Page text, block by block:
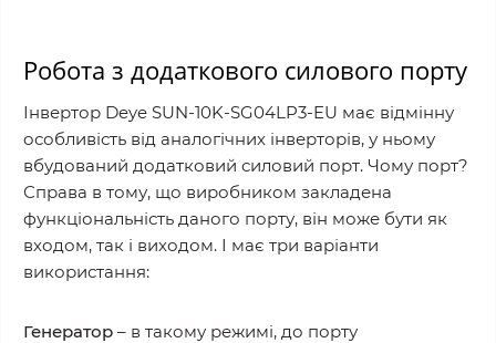
Робота з додаткового силового порту
Інвертор Deye SUN-10K-SG04LP3-EU має відмінну
особливість від аналогічних інверторів, у ньому
вбудований додатковий силовий порт. Чому порт?
Справа в тому, що виробником закладена
функціональність даного порту, він може бути як
входом, так і виходом. І має три варіанти
використання:
Генератор – в такому режимі, до порту